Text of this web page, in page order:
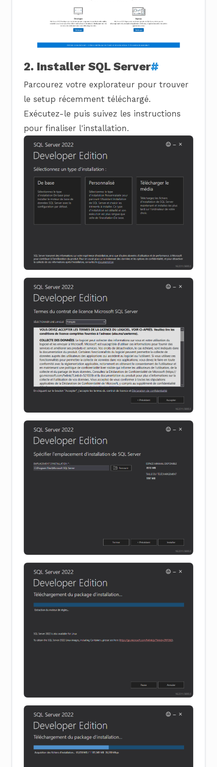
2. Installer SQL Server#
Parcourez votre explorateur pour trouver
le setup récemment téléchargé.
Exécutez-le puis suivez les instructions
pour finaliser l'installation.